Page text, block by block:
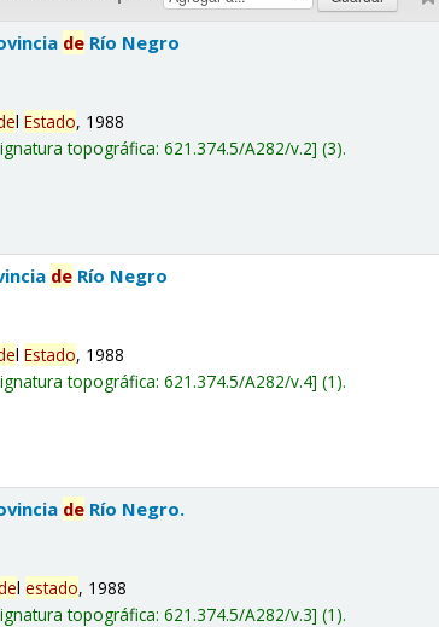
de Río Negro
lEstado, 1988
topográfica:621.374.5/A282/v.2 (3).
de Río Negro
lEstado, 1988
topográfica:621.374.5/A282/v.4 (1).
de Río Negro.
lestado, 1988
topográfica:621.374.5/A282/v.3 (1).